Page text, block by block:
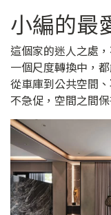
小編的最
這個家的迷人之處
一個尺度轉換中，
從車庫到公共空間
不急促，空間之間